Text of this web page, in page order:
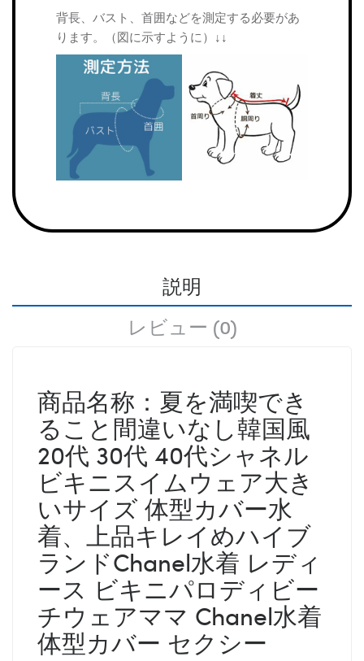
背長、バスト、首囲などを測定する必要があ
ります。（図に示すように）↓↓
説明
レビュー (0)
商品名称：夏を満喫でき
ること間違いなし韓国風
20代 30代 40代シャネル
ビキニスイムウェア大き
いサイズ 体型カバー水
着、上品キレイめハイブ
ランドChanel水着 レディ
ース ビキニパロディビー
チウェアママ Chanel水着
体型カバー セクシー